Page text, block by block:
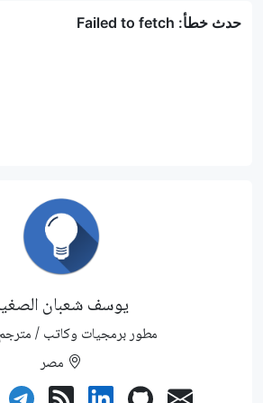
يوسف شعبان
مطور برمجيات وكاتب /
مصر